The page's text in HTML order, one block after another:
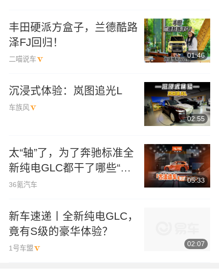
丰田硬派方盒子，兰德酷路
泽FJ回归！
二喵说车
01:46
沉浸式体验：岚图追光L
车族风
02:55
太“轴”了，为了奔驰标准全
新纯电GLC都干了哪些“傻
事”？
36氪汽车
05:33
新车速递丨全新纯电GLC，
竟有S级的豪华体验？
1号车盟
02:07